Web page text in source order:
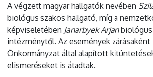
A végzett magyar hallgatók nevében
biológus szakos hallgató, míg a
képviseletében Janarbyek Arjan
intézménytől. Az események zárásaként
Önkormányzat által alapított
elismeréseket is átadtak.